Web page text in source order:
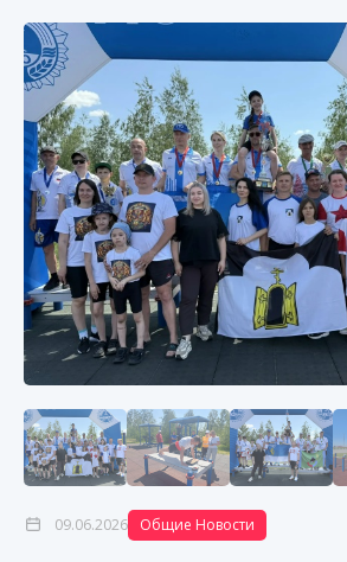
09.06.2026 Общие Новости